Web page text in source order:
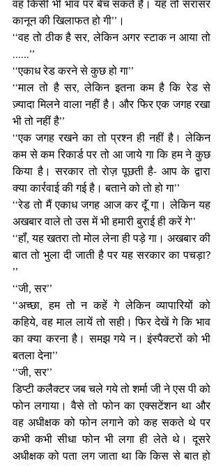
वह किसी भी भाव पर बेच सकते हैं। यह तो सरासर
कानून की खिलाफत हो गी’’।
‘‘वह तो ठीक है सर, लेकिन अगर स्टाक न आया तो
......’’
‘‘एकाध रेड करने से कुछ हो गा’’
‘‘माल तो है सर, लेकिन इतना कम है कि रेड से
ज़्यादा मिलने वाला नहीं है। और फिर एक जगह रखा
भी तो नहीं है’’
‘‘एक जगह रखने का तो प्रश्न ही नहीं है। लेकिन
कम से कम रिकार्ड पर तो आ जाये गा कि हम ने कुछ
किया है। सरकार तो रोज़ पूछती है- आप के द्वारा
क्या कार्रवाई की गई है। बताने को तो हो गा’’
‘‘रेड तो मैं एकाध जगह आज कर दूॅं गा। लेकिन यह
अखबार वाले तो उस में भी हमारी बुराई ही करें गे’’
‘‘हॉं, यह खतरा तो मोल लेना ही पड़े गा। अखबार की
बात तो भुला दी जाती है पर यह सरकार का पचड़ा?
’’
‘‘जी, सर’’
‘‘अच्छा, हम तो न कहें गे लेकिन व्यापारियों को
कहिये, वह माल लायें तो सही। फिर देखें गे कि भाव
का क्या करना है। समझ गये न। इंस्पैक्टरों को भी
बतला देना’’
‘‘जी, सर’’
डिप्टी कलैक्टर जब चले गये तो शर्मा जी ने एस पी को
फोन लगाया। वैसे तो फोन का एक्सटेंशन था और
वह अधीक्षक को फोन लगाने को कह सकते थे पर
कभी कभी सीधा फोन भी लगा ही लेते थे। दूसरे
अधीक्षक को पता लग जाता था कि किस से बात हो